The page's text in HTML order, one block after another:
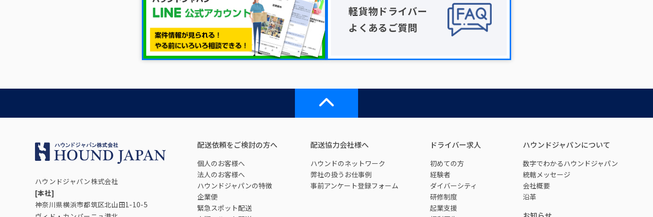
軽貨物ドライバー
よくあるご質問
ハウンドジャパン株式会社
[本社]
神奈川県横浜市都筑区北山田1-10-5
配送依頼をご検討の方へ
個人のお客様へ
法人のお客様へ
ハウンドジャパンの特徴
企業便
緊急スポット配送
配送協力会社様へ
ハウンドのネットワーク
弊社の扱うお仕事例
事前アンケート登録フォーム
ドライバー求人
初めての方
経験者
ダイバーシティ
研修制度
起業支援
ハウンドジャパンについて
数字でわかるハウンドジャパン
統轄メッセージ
会社概要
沿革